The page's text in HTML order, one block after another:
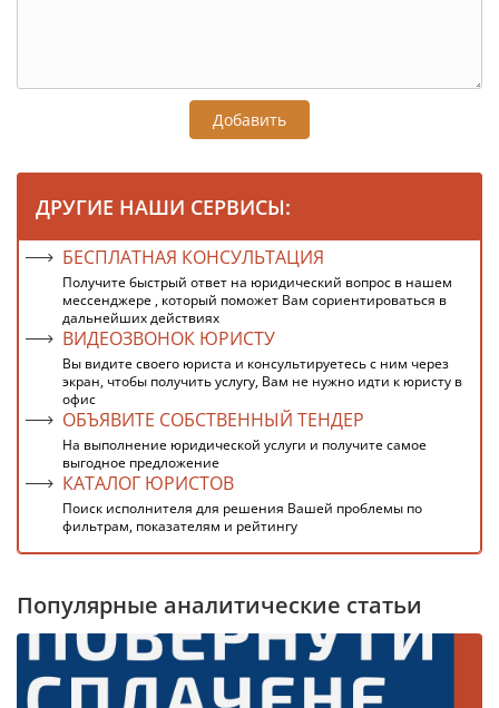
Добавить
ДРУГИЕ НАШИ СЕРВИСЫ:
БЕСПЛАТНАЯ КОНСУЛЬТАЦИЯ
Получите быстрый ответ на юридический вопрос в нашем
мессенджере , который поможет Вам сориентироваться в
дальнейших действиях
ВИДЕОЗВОНОК ЮРИСТУ
Вы видите своего юриста и консультируетесь с ним через
экран, чтобы получить услугу, Вам не нужно идти к юристу в
офис
ОБЪЯВИТЕ СОБСТВЕННЫЙ ТЕНДЕР
На выполнение юридической услуги и получите самое
выгодное предложение
КАТАЛОГ ЮРИСТОВ
Поиск исполнителя для решения Вашей проблемы по
фильтрам, показателям и рейтингу
Популярные аналитические статьи